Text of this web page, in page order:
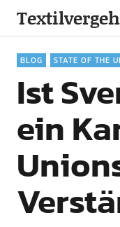
BLOG STATE OF THE
Ist
ein